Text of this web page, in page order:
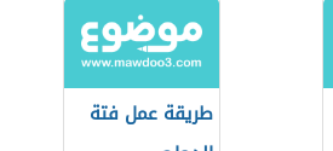
طريقة عمل فتة